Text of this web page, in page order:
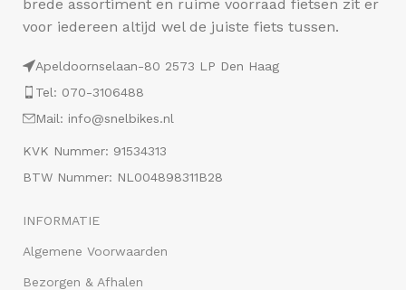
brede assortiment en ruime voorraad fietsen zit er
voor iedereen altijd wel de juiste fiets tussen.
Apeldoornselaan-80 2573 LP Den Haag
Tel: 070-3106488
Mail: info@snelbikes.nl
KVK Nummer: 91534313
BTW Nummer: NL004898311B28
INFORMATIE
Algemene Voorwaarden
Bezorgen & Afhalen